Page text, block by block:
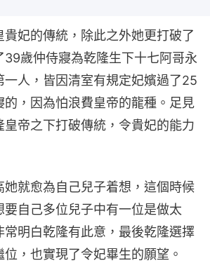
貴妃的傳統，除此之外她更打破了
39歲仲侍寢為乾隆生下十七阿哥永
一人，皆因清室有規定妃嬪過了25
的，因為怕浪費皇帝的龍種。足見
帝之下打破傳統，令貴妃的能力
她就愈為自己兒子着想，這個時候
自己多位兒子中有一位是做太
常明白乾隆有此意，最後乾隆選擇
，也實現了令妃畢生的願望。